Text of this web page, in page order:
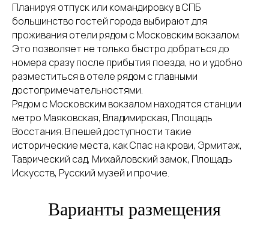
Планируя отпуск или командировку в СПБ
большинство гостей города выбирают для
проживания отели рядом с Московским вокзалом.
Это позволяет не только быстро добраться до
номера сразу после прибытия поезда, но и удобно
разместиться в отеле рядом с главными
достопримечательностями.
Рядом с Московским вокзалом находятся станции
метро Маяковская, Владимирская, Площадь
Восстания. В пешей доступности такие
исторические места, как Спас на крови, Эрмитаж,
Таврический сад, Михайловский замок, Площадь
Искусств, Русский музей и прочие.
Варианты размещения